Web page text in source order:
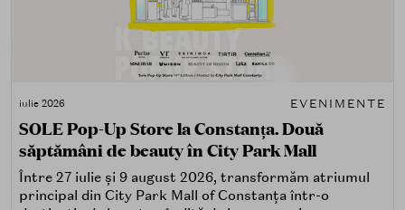
iulie 2026 EVENIMENTE
SOLE Pop-Up Store la Constanța. Două
săptămâni de beauty în City Park Mall
Între 27 iulie și 9 august 2026, transformăm atriumul
principal din City Park Mall of Constanța într-o